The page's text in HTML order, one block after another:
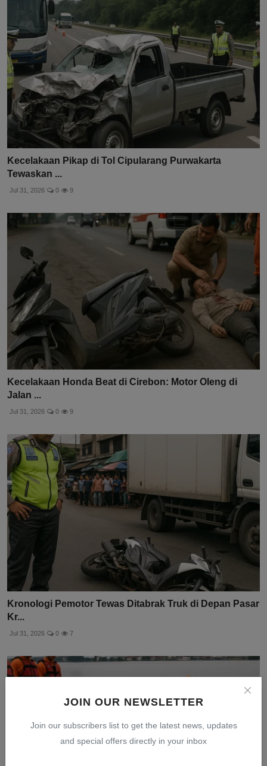
JOIN OUR NEWSLETTER
Join our subscribers list to get the latest news, updates
and special offers directly in your inbox
Kecelakaan Pikap di Tol Cipularang Purwakarta
Tewaskan ...
Jul 31, 2026 0 9
Kecelakaan Honda Beat di Cirebon: Motor Oleng di
Jalan ...
Jul 31, 2026 0 9
Kronologi Pemotor Tewas Ditabrak Truk di Depan Pasar
Kr...
Jul 31, 2026 0 7